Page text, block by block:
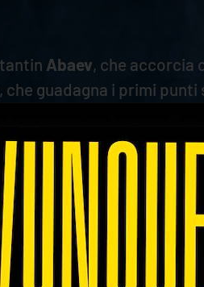
Abaev, che accorcia
, che guadagna i primi punti